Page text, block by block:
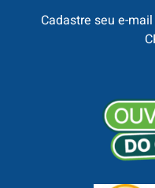
Cadastre seu e-